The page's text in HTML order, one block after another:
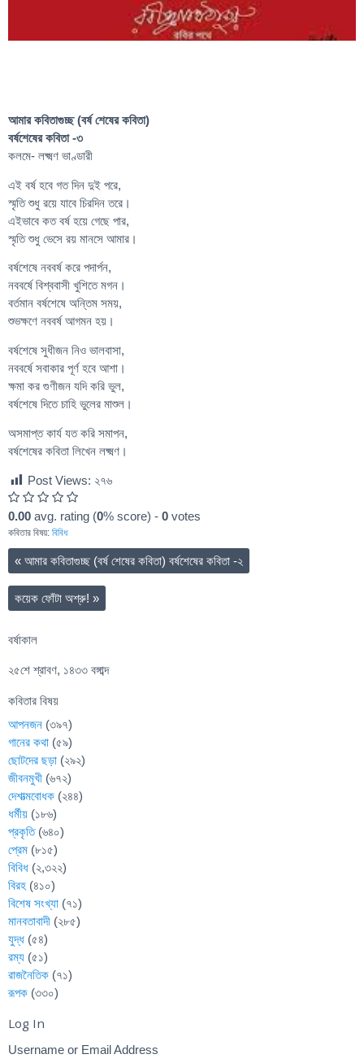
আমার কবিতাগুচ্ছ (বর্ষ শেষের কবিতা)
বর্ষশেষের কবিতা -৩
কলমে- লক্ষ্মণ ভাণ্ডারী
এই বর্ষ হবে গত দিন দুই পরে,
স্মৃতি শুধু রয়ে যাবে চিরদিন তরে।
এইভাবে কত বর্ষ হয়ে গেছে পার,
স্মৃতি শুধু ভেসে রয় মানসে আমার।
বর্ষশেষে নববর্ষ করে পদার্পন,
নববর্ষে বিশ্ববাসী খুশিতে মগন।
বর্তমান বর্ষশেষে অন্তিম সময়,
শুভক্ষণে নববর্ষ আগমন হয়।
বর্ষশেষে সুধীজন নিও ভালবাসা,
নববর্ষে সবাকার পূর্ণ হবে আশা।
ক্ষমা কর গুণীজন যদি করি ভুল,
বর্ষশেষে দিতে চাহি ভুলের মাশুল।
অসমাপ্ত কার্য যত করি সমাপন,
বর্ষশেষের কবিতা লিখেন লক্ষ্মণ।
Post Views: ২৭৬
0.00 avg. rating (0% score) - 0 votes
কবিতার বিষয়: বিবিধ
« আমার কবিতাগুচ্ছ (বর্ষ শেষের কবিতা) বর্ষশেষের কবিতা -২
কয়েক ফোঁটা অশ্রু! »
বর্ষাকাল
২৫শে শ্রাবণ, ১৪৩৩ বঙ্গাব্দ
কবিতার বিষয়
আপনজন (৩৯৭)
গানের কথা (৫৯)
ছোটদের ছড়া (২৯২)
জীবনমুখী (৬৭২)
দেশাত্মবোধক (২৪৪)
ধর্মীয় (১৮৬)
প্রকৃতি(৬৪০)
প্রেম (৮১৫)
বিবিধ (২,৩২২)
বিরহ (৪১০)
বিশেষ সংখ্যা (৭১)
মানবতাবাদী (২৮৫)
যুদ্ধ (৫৪)
রম্য (৫১)
রাজনৈতিক (৭১)
রূপক (৩৩০)
Log In
Username or Email Address